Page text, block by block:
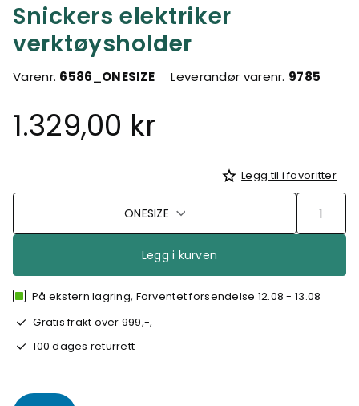
Snickers elektriker
verktøysholder
Varenr. 6586_ONESIZE Leverandør varenr. 9785
1.329,00 kr
Legg til i favoritter
ONESIZE
Legg i kurven
På ekstern lagring, Forventet forsendelse 12.08 - 13.08
Gratis frakt over 999,-,
100 dages returrett